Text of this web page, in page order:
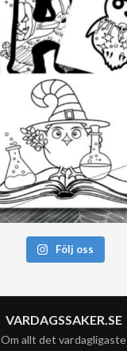
Följ oss
VARDAGSSAKER.SE
Om allt det vardagligaste